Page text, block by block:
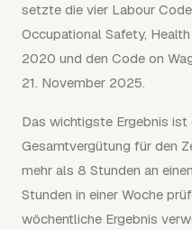
setzte die vier Labour
Occupational Safety,
2020 und den Code on
21. November 2025.
Das wichtigste Ergebnis
Gesamtvergütung für den
mehr als 8 Stunden an
Stunden in einer Woche
wöchentliche Ergebnis